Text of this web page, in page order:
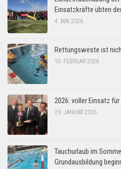
Einsatzkräfte übten
4. MAI 2026
Rettungsweste ist
10. FEBRUAR 2026
2026: voller Einsatz
29. JANUAR 2026
Tauchurlaub im
Grundausbildung